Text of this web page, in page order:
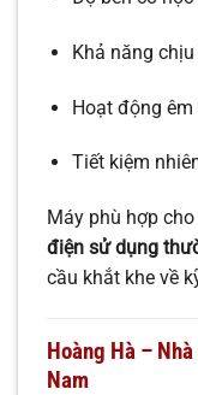
Khả năng
Hoạt động
Tiết kiệm
Máy phù hợp cho
điện sử dụng
cầu khắt khe về
Hoàng Hà –
Nam